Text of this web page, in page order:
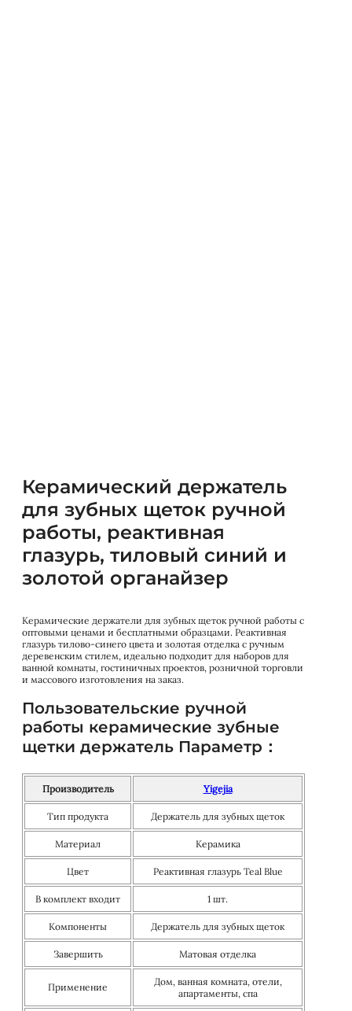
Керамический держатель
для зубных щеток ручной
работы, реактивная
глазурь, тиловый синий и
золотой органайзер
Керамические держатели для зубных щеток ручной работы с
оптовыми ценами и бесплатными образцами. Реактивная
глазурь тилово-синего цвета и золотая отделка с ручным
деревенским стилем, идеально подходит для наборов для
ванной комнаты, гостиничных проектов, розничной торговли
и массового изготовления на заказ.
Пользовательские ручной
работы керамические зубные
щетки держатель Параметр：
Производитель Yigejia
Тип продукта Держатель для зубных щеток
Материал Керамика
Цвет Реактивная глазурь Teal Blue
В комплект входит 1 шт.
Компоненты Держатель для зубных щеток
Завершить Матовая отделка
Применение
Дом, ванная комната, отели,
апартаменты, спа